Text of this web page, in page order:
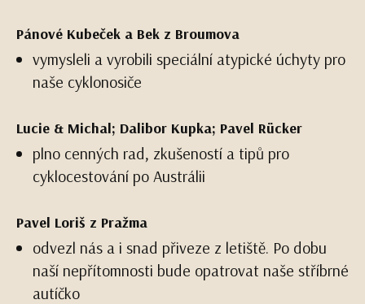
Pánové Kubeček a Bek z Broumova
vymysleli a vyrobili speciální atypické úchyty pro
naše cyklonosiče
Lucie & Michal; Dalibor Kupka; Pavel Rücker
plno cenných rad, zkušeností a tipů pro
cyklocestování po Austrálii
Pavel Loriš z Pražma
odvezl nás a i snad přiveze z letiště. Po dobu
naší nepřítomnosti bude opatrovat naše stříbrné
autíčko